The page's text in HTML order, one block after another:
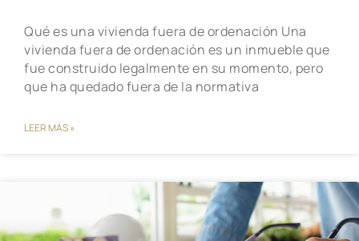
Qué es una vivienda fuera de ordenación Una
vivienda fuera de ordenación es un inmueble que
fue construido legalmente en su momento, pero
que ha quedado fuera de la normativa
LEER MÁS »